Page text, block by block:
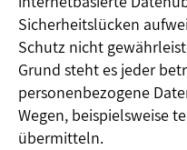
Sicherheitslücken
Schutz nicht
Grund steht es jeder
personenbezogene
Wegen, beispielsweise
übermitteln.